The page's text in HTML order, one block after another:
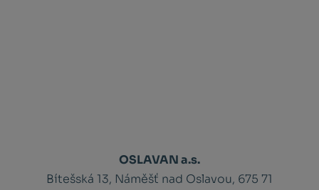
OSLAVAN a.s.
Bítešská 13, Náměšť nad Oslavou, 675 71